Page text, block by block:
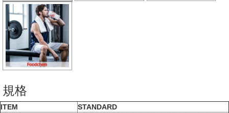
規格
ITEM
STANDARD